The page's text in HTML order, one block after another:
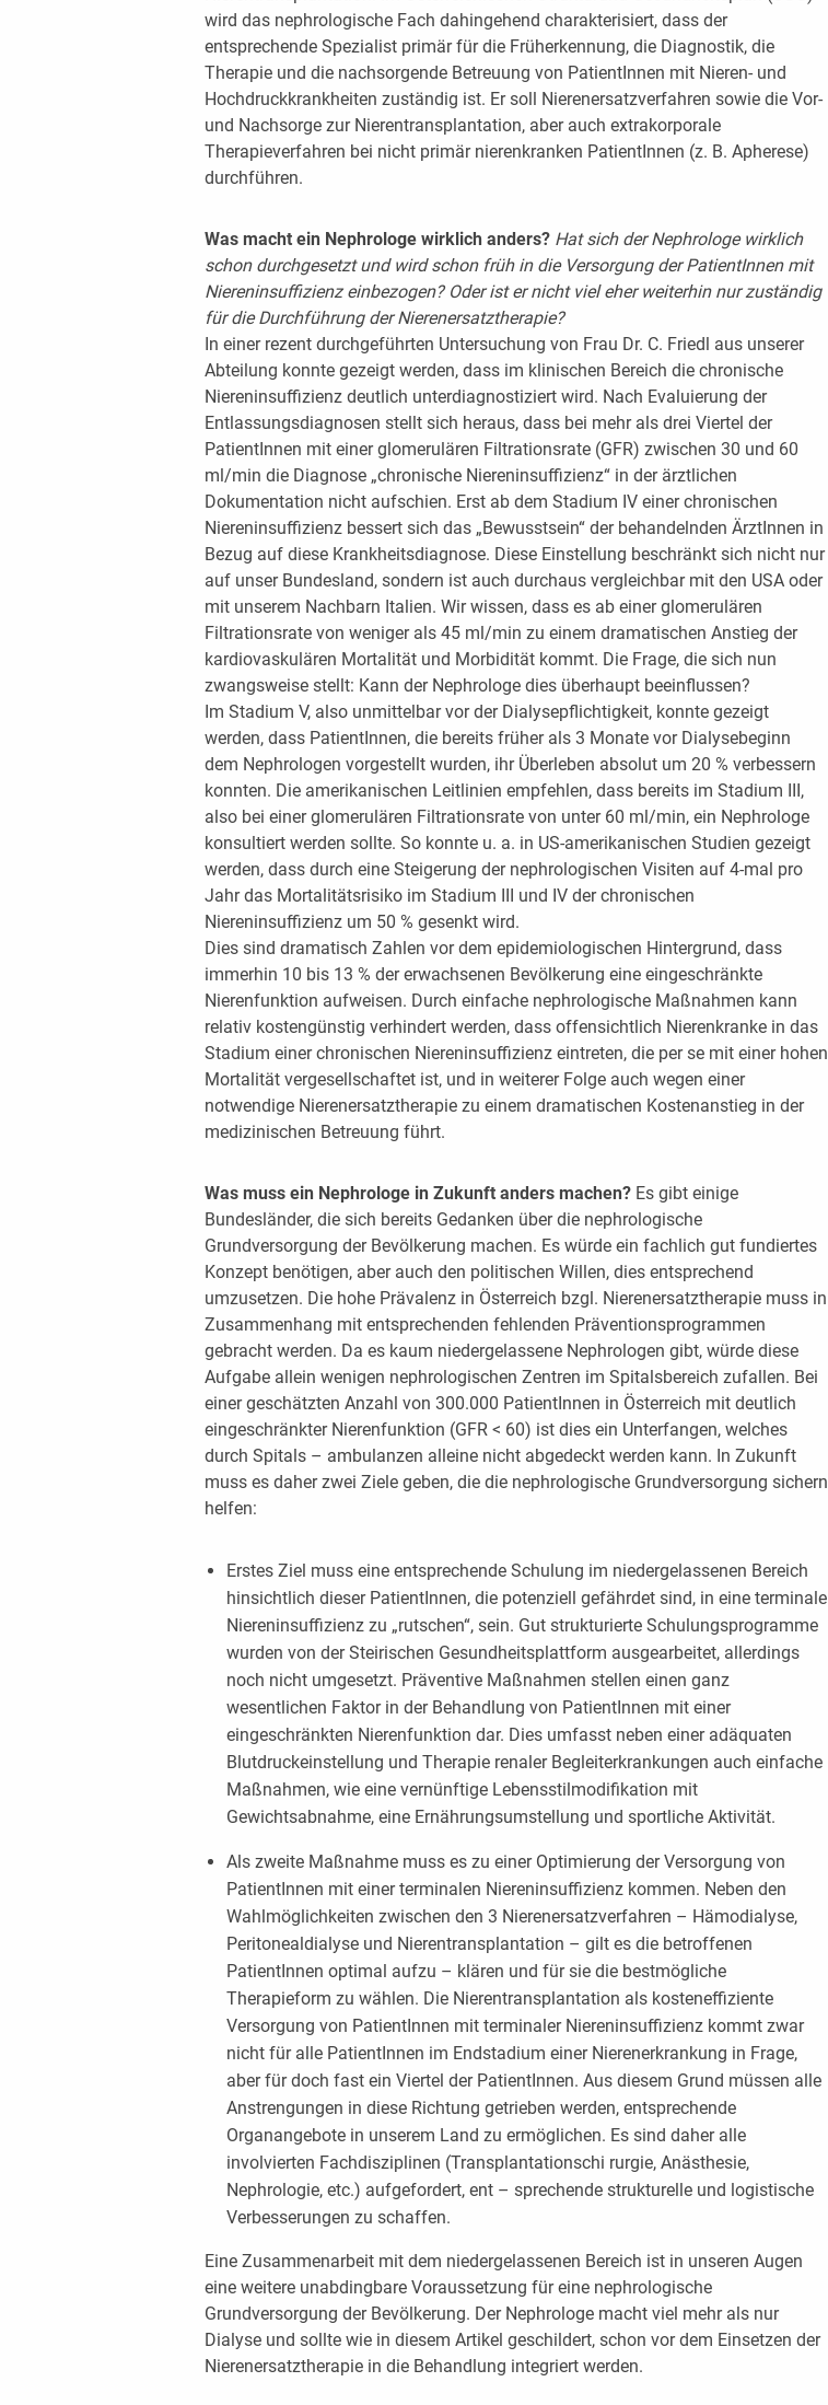
wird das nephrologische Fach dahingehend charakterisiert, dass der
entsprechende Spezialist primär für die Früherkennung, die Diagnostik, die
Therapie und die nachsorgende Betreuung von PatientInnen mit Nieren- und
Hochdruckkrankheiten zuständig ist. Er soll Nierenersatzverfahren sowie die Vor-
und Nachsorge zur Nierentransplantation, aber auch extrakorporale
Therapieverfahren bei nicht primär nierenkranken PatientInnen (z. B. Apherese)
durchführen.
Was macht ein Nephrologe wirklich anders? Hat sich der Nephrologe wirklich
schon durchgesetzt und wird schon früh in die Versorgung der PatientInnen mit
Niereninsuffizienz einbezogen? Oder ist er nicht viel eher weiterhin nur zuständig
für die Durchführung der Nierenersatztherapie?
In einer rezent durchgeführten Untersuchung von Frau Dr. C. Friedl aus unserer
Abteilung konnte gezeigt werden, dass im klinischen Bereich die chronische
Niereninsuffizienz deutlich unterdiagnostiziert wird. Nach Evaluierung der
Entlassungsdiagnosen stellt sich heraus, dass bei mehr als drei Viertel der
PatientInnen mit einer glomerulären Filtrationsrate (GFR) zwischen 30 und 60
ml/min die Diagnose „chronische Niereninsuffizienz“ in der ärztlichen
Dokumentation nicht aufschien. Erst ab dem Stadium IV einer chronischen
Niereninsuffizienz bessert sich das „Bewusstsein“ der behandelnden ÄrztInnen in
Bezug auf diese Krankheitsdiagnose. Diese Einstellung beschränkt sich nicht nur
auf unser Bundesland, sondern ist auch durchaus vergleichbar mit den USA oder
mit unserem Nachbarn Italien. Wir wissen, dass es ab einer glomerulären
Filtrationsrate von weniger als 45 ml/min zu einem dramatischen Anstieg der
kardiovaskulären Mortalität und Morbidität kommt. Die Frage, die sich nun
zwangsweise stellt: Kann der Nephrologe dies überhaupt beeinflussen?
Im Stadium V, also unmittelbar vor der Dialysepflichtigkeit, konnte gezeigt
werden, dass PatientInnen, die bereits früher als 3 Monate vor Dialysebeginn
dem Nephrologen vorgestellt wurden, ihr Überleben absolut um 20 % verbessern
konnten. Die amerikanischen Leitlinien empfehlen, dass bereits im Stadium III,
also bei einer glomerulären Filtrationsrate von unter 60 ml/min, ein Nephrologe
konsultiert werden sollte. So konnte u. a. in US-amerikanischen Studien gezeigt
werden, dass durch eine Steigerung der nephrologischen Visiten auf 4-mal pro
Jahr das Mortalitätsrisiko im Stadium III und IV der chronischen
Niereninsuffizienz um 50 % gesenkt wird.
Dies sind dramatisch Zahlen vor dem epidemiologischen Hintergrund, dass
immerhin 10 bis 13 % der erwachsenen Bevölkerung eine eingeschränkte
Nierenfunktion aufweisen. Durch einfache nephrologische Maßnahmen kann
relativ kostengünstig verhindert werden, dass offensichtlich Nierenkranke in das
Stadium einer chronischen Niereninsuffizienz eintreten, die per se mit einer hohen
Mortalität vergesellschaftet ist, und in weiterer Folge auch wegen einer
notwendige Nierenersatztherapie zu einem dramatischen Kostenanstieg in der
medizinischen Betreuung führt.
Was muss ein Nephrologe in Zukunft anders machen? Es gibt einige
Bundesländer, die sich bereits Gedanken über die nephrologische
Grundversorgung der Bevölkerung machen. Es würde ein fachlich gut fundiertes
Konzept benötigen, aber auch den politischen Willen, dies entsprechend
umzusetzen. Die hohe Prävalenz in Österreich bzgl. Nierenersatztherapie muss in
Zusammenhang mit entsprechenden fehlenden Präventionsprogrammen
gebracht werden. Da es kaum niedergelassene Nephrologen gibt, würde diese
Aufgabe allein wenigen nephrologischen Zentren im Spitalsbereich zufallen. Bei
einer geschätzten Anzahl von 300.000 PatientInnen in Österreich mit deutlich
eingeschränkter Nierenfunktion (GFR < 60) ist dies ein Unterfangen, welches
durch Spitals – ambulanzen alleine nicht abgedeckt werden kann. In Zukunft
muss es daher zwei Ziele geben, die die nephrologische Grundversorgung sichern
helfen:
Erstes Ziel muss eine entsprechende Schulung im niedergelassenen Bereich
hinsichtlich dieser PatientInnen, die potenziell gefährdet sind, in eine terminale
Niereninsuffizienz zu „rutschen“, sein. Gut strukturierte Schulungsprogramme
wurden von der Steirischen Gesundheitsplattform ausgearbeitet, allerdings
noch nicht umgesetzt. Präventive Maßnahmen stellen einen ganz
wesentlichen Faktor in der Behandlung von PatientInnen mit einer
eingeschränkten Nierenfunktion dar. Dies umfasst neben einer adäquaten
Blutdruckeinstellung und Therapie renaler Begleiterkrankungen auch einfache
Maßnahmen, wie eine vernünftige Lebensstilmodifikation mit
Gewichtsabnahme, eine Ernährungsumstellung und sportliche Aktivität.
Als zweite Maßnahme muss es zu einer Optimierung der Versorgung von
PatientInnen mit einer terminalen Niereninsuffizienz kommen. Neben den
Wahlmöglichkeiten zwischen den 3 Nierenersatzverfahren – Hämodialyse,
Peritonealdialyse und Nierentransplantation – gilt es die betroffenen
PatientInnen optimal aufzu – klären und für sie die bestmögliche
Therapieform zu wählen. Die Nierentransplantation als kosteneffiziente
Versorgung von PatientInnen mit terminaler Niereninsuffizienz kommt zwar
nicht für alle PatientInnen im Endstadium einer Nierenerkrankung in Frage,
aber für doch fast ein Viertel der PatientInnen. Aus diesem Grund müssen alle
Anstrengungen in diese Richtung getrieben werden, entsprechende
Organangebote in unserem Land zu ermöglichen. Es sind daher alle
involvierten Fachdisziplinen (Transplantationschi rurgie, Anästhesie,
Nephrologie, etc.) aufgefordert, ent – sprechende strukturelle und logistische
Verbesserungen zu schaffen.
Eine Zusammenarbeit mit dem niedergelassenen Bereich ist in unseren Augen
eine weitere unabdingbare Voraussetzung für eine nephrologische
Grundversorgung der Bevölkerung. Der Nephrologe macht viel mehr als nur
Dialyse und sollte wie in diesem Artikel geschildert, schon vor dem Einsetzen der
Nierenersatztherapie in die Behandlung integriert werden.